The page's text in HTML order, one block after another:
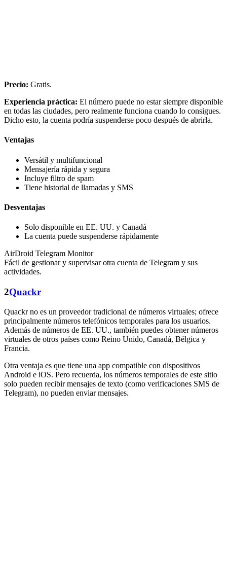
Precio: Gratis.
Experiencia práctica: El número puede no estar siempre disponible
en todas las ciudades, pero realmente funciona cuando lo consigues.
Dicho esto, la cuenta podría suspenderse poco después de abrirla.
Ventajas
Versátil y multifuncional
Mensajería rápida y segura
Incluye filtro de spam
Tiene historial de llamadas y SMS
Desventajas
Solo disponible en EE. UU. y Canadá
La cuenta puede suspenderse rápidamente
AirDroid Telegram Monitor
Fácil de gestionar y supervisar otra cuenta de Telegram y sus
actividades.
2Quackr
Quackr no es un proveedor tradicional de números virtuales; ofrece
principalmente números telefónicos temporales para los usuarios.
Además de números de EE. UU., también puedes obtener números
virtuales de otros países como Reino Unido, Canadá, Bélgica y
Francia.
Otra ventaja es que tiene una app compatible con dispositivos
Android e iOS. Pero recuerda, los números temporales de este sitio
solo pueden recibir mensajes de texto (como verificaciones SMS de
Telegram), no pueden enviar mensajes.